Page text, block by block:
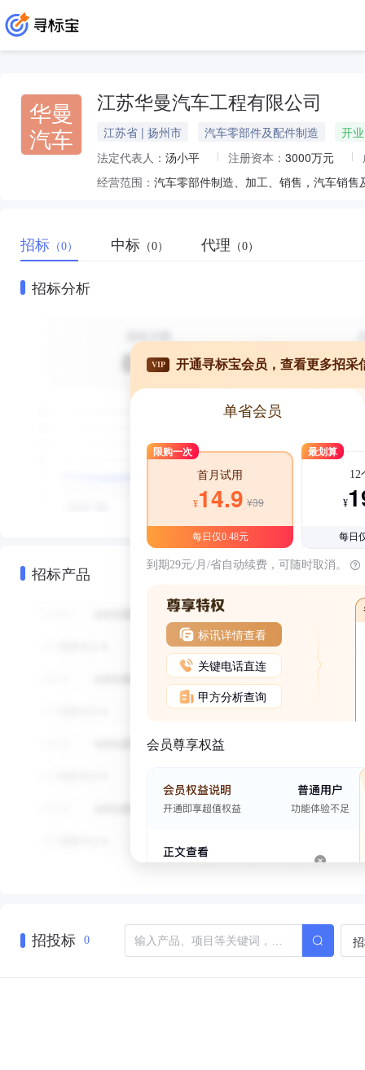
华曼
汽车
江苏华曼汽车工程有限公司
江苏省 | 扬州市 汽车零部件及配件制造
开业
法定代表人： 汤小平 注册资本： 3000万元
经营范围： 汽车零部件制造、加工、销售，汽车销
招标 （0） 中标 （0） 代理 （0）
招标分析
招标产品
VIP 开通寻标宝会员，查看更多招采
单省会员
限购一次
首月试用
¥14.9 ¥39
每日仅0.48元
最划算
12
¥
每日
到期29元/月/省自动续费，可随时取消。
标讯详情查看
关键电话直连
甲方分析查询
会员尊享权益
招投标 0